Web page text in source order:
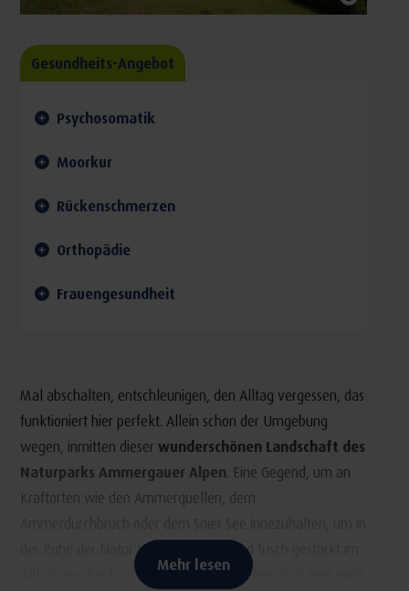
Gesundheits-Angebot
Psychosomatik
Moorkur
Rückenschmerzen
Orthopädie
Frauengesundheit
Mal abschalten, entschleunigen, den Alltag vergessen, das
funktioniert hier perfekt. Allein schon der Umgebung
wegen, inmitten dieser wunderschönen Landschaft des
Naturparks Ammergauer Alpen. Eine Gegend, um an
Kraftorten wie den Ammerquellen, dem
der Ruhe der Natur Kraft zu tanken und frisch gestärkt im
Alltag neu durchzustarten. Es gibt hier aber noch eine ganz
Mehr lesen